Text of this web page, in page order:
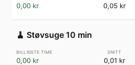
0,00 kr 0,05 kr
🧹 Støvsuge 10 min
0,00 kr 0,01 kr